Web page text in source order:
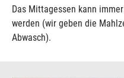
Das Mittagessen kann
werden (wir geben die
Abwasch).